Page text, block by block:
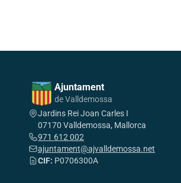
Ajuntament
de Valldemossa
Jardins Rei Joan Carles I
07170 Valldemossa, Mallorca
971 612 002
ajuntament@ajvalldemossa.net
CIF: P0706300A